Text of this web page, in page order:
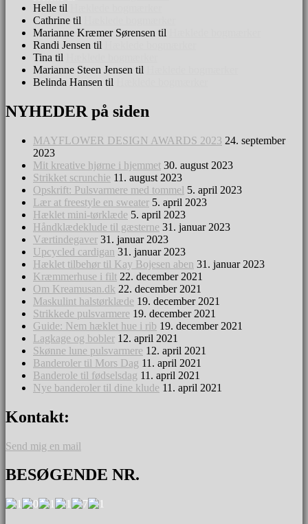
Helle til
Cathrine til
Marianne Kræmer Sørensen til
Randi Jensen til
Tina til
Marianne Steen Jensen til
Belinda Hansen til
min finurlige verden
NYHEDER på siden
MAYFLOWER DESIGN AWARDS 2023 24. september
2023
Mit kreative hjørne i hjemmet 30. august 2023
Strikket scrunchie 11. august 2023
Opskrift: Pulsvarmere med tommel 5. april 2023
Lær at freestyle en sweater 5. april 2023
Hæklet mini-tørklæde 5. april 2023
Håndklædeklude til gæsterne 31. januar 2023
Værtindegaver 31. januar 2023
Upcycled cardigan 31. januar 2023
Hæklet tilbehør til Kay Bojesen aben 31. januar 2023
Kræmmerhuse i filt 22. december 2021
Om Kreamusan.dk 22. december 2021
Maskulint halstørklæde 19. december 2021
Strikkede pulsvarmere 19. december 2021
Guide: Nem hæklet hue i rib 19. december 2021
Lagkage og bobler 12. april 2021
Skønne lune pulsvarmere 12. april 2021
Banderoler til Mors Dag 11. april 2021
Banderole til fødselsdag 11. april 2021
Nye banderoler til dine klude 11. april 2021
Kontakt:
Send mig en mail
BESØGENDE NR.